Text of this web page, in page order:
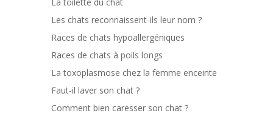
La toilette du chat
Les chats reconnaissent-ils leur nom ?
Races de chats hypoallergéniques
Races de chats à poils longs
La toxoplasmose chez la femme enceinte
Faut-il laver son chat ?
Comment bien caresser son chat ?